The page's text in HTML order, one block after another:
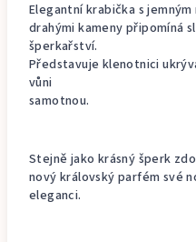
Elegantní krabička s
drahými kameny připomíná
šperkařství.
Představuje klenotnici
vůni
samotnou.
Stejně jako krásný šperk
nový královský parfém své
eleganci.